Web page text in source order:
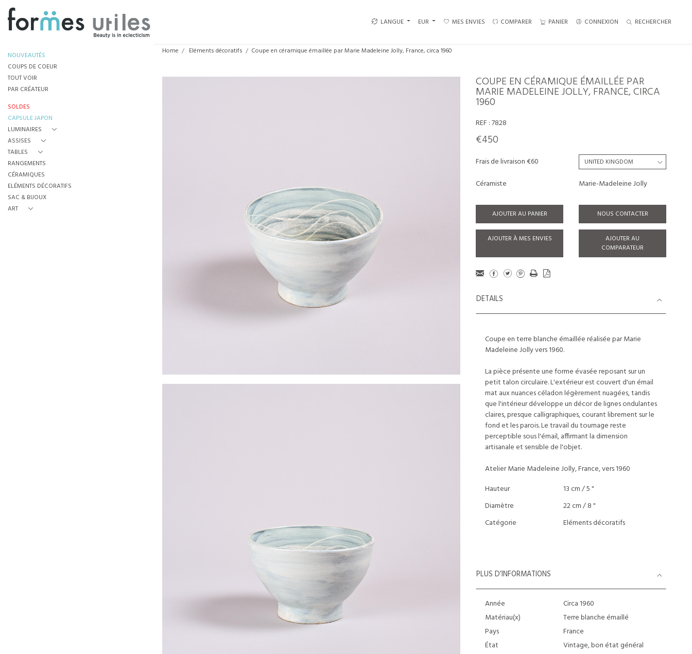
LANGUE EUR MES ENVIES COMPARER PANIER CONNEXION RECHERCHER
NOUVEAUTÉS
COUPS DE COEUR
TOUT VOIR
PAR CRÉATEUR
SOLDES
CAPSULE JAPON
LUMINAIRES
ASSISES
TABLES
RANGEMENTS
CÉRAMIQUES
ELÉMENTS DÉCORATIFS
SAC & BIJOUX
ART
Home Eléments décoratifs Coupe en céramique émaillée par Marie Madeleine Jolly, France, circa 1960
COUPE EN CÉRAMIQUE ÉMAILLÉE PAR
MARIE MADELEINE JOLLY, FRANCE, CIRCA
1960
REF :7828
€450
Frais de livraison €60
Céramiste
Marie-Madeleine Jolly
AJOUTER AU PANIER NOUS CONTACTER
AJOUTER À MES ENVIES
AJOUTER AU
COMPARATEUR
DETAILS
Coupe en terre blanche émaillée réalisée par Marie
Madeleine Jolly vers 1960.
La pièce présente une forme évasée reposant sur un
petit talon circulaire. L'extérieur est couvert d'un émail
mat aux nuances céladon légèrement nuagées, tandis
que l'intérieur développe un décor de lignes ondulantes
claires, presque calligraphiques, courant librement sur le
fond et les parois. Le travail du tournage reste
perceptible sous l'émail, affirmant la dimension
artisanale et sensible de l'objet.
Atelier Marie Madeleine Jolly, France, vers 1960
Hauteur
13 cm / 5 "
Diamètre
22 cm / 8 "
Catégorie
Eléments décoratifs
PLUS D’INFORMATIONS
Année
Circa 1960
Matériau(x)
Terre blanche émaillé
Pays
France
État
Vintage, bon état général